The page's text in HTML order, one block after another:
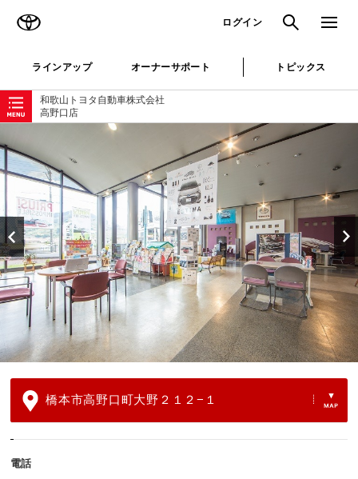
ログイン 検索 メニュ
ラインアップ オーナーサポート トピックス
和歌山トヨタ自動車株式会社
高野口店
ローカルナビゲーション
橋本市高野口町大野２１２−１
電話